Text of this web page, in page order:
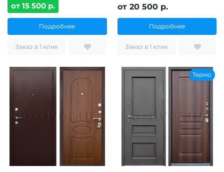
от 15 500 р.
Подробнее
Заказ в 1 клик
от 20 500 р.
Подробнее
Заказ в 1 клик
Термо